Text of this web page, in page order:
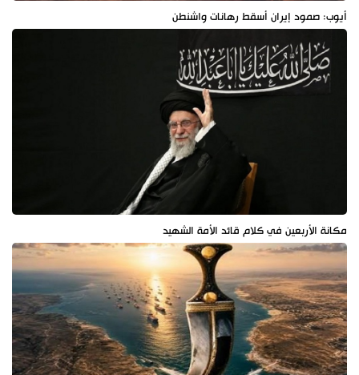
أيوب: صمود إيران أسقط رهانات واشنطن
مكانة الأربعين في كلام قائد الأمة الشهيد